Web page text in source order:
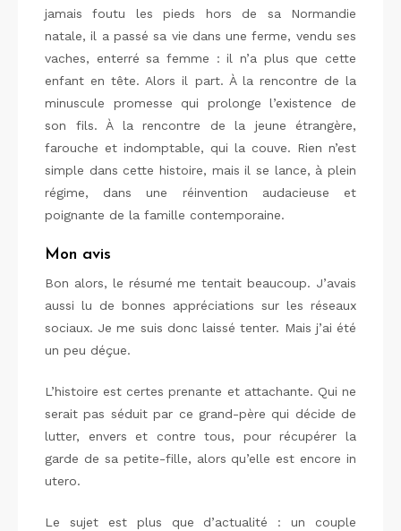
jamais foutu les pieds hors de sa Normandie
natale, il a passé sa vie dans une ferme, vendu ses
vaches, enterré sa femme : il n’a plus que cette
enfant en tête. Alors il part. À la rencontre de la
minuscule promesse qui prolonge l’existence de
son fils. À la rencontre de la jeune étrangère,
farouche et indomptable, qui la couve. Rien n’est
simple dans cette histoire, mais il se lance, à plein
régime, dans une réinvention audacieuse et
poignante de la famille contemporaine.
Mon avis
Bon alors, le résumé me tentait beaucoup. J’avais
aussi lu de bonnes appréciations sur les réseaux
sociaux. Je me suis donc laissé tenter. Mais j’ai été
un peu déçue.
L’histoire est certes prenante et attachante. Qui ne
serait pas séduit par ce grand-père qui décide de
lutter, envers et contre tous, pour récupérer la
garde de sa petite-fille, alors qu’elle est encore in
utero.
Le sujet est plus que d’actualité : un couple